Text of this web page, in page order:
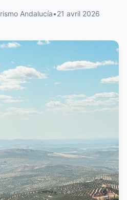
Andalucía•21 avril 2026